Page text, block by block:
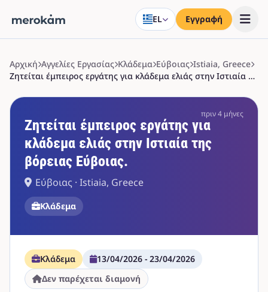
EL Εγγραφή
Αρχική Αγγελίες Εργασίας Κλάδεμα Εύβοιας Istiaia, Greece
Ζητείται έμπειρος εργάτης για κλάδεμα ελιάς στην Ιστιαία της βόρειας Εύβοιας.
πριν 4 μήνες
Ζητείται έμπειρος εργάτης για
κλάδεμα ελιάς στην Ιστιαία της
βόρειας Εύβοιας.
Εύβοιας · Istiaia, Greece
Κλάδεμα
Κλάδεμα
13/04/2026 - 23/04/2026
Δεν παρέχεται διαμονή